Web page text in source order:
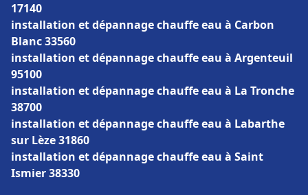
17140
installation et dépannage chauffe eau à Carbon
Blanc 33560
installation et dépannage chauffe eau à Argenteuil
95100
installation et dépannage chauffe eau à La Tronche
38700
installation et dépannage chauffe eau à Labarthe
sur Lèze 31860
installation et dépannage chauffe eau à Saint
Ismier 38330